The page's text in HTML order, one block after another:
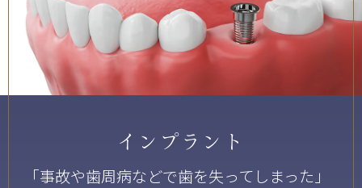
インプラント
「事故や歯周病などで歯を失ってしまった」